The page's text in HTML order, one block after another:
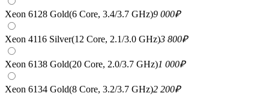
Xeon 6128 Gold(6 Core, 3.4/3.7 GHz)9 000₽
Xeon 4116 Silver(12 Core, 2.1/3.0 GHz)3 800₽
Xeon 6138 Gold(20 Core, 2.0/3.7 GHz)1 000₽
Xeon 6134 Gold(8 Core, 3.2/3.7 GHz)2 200₽